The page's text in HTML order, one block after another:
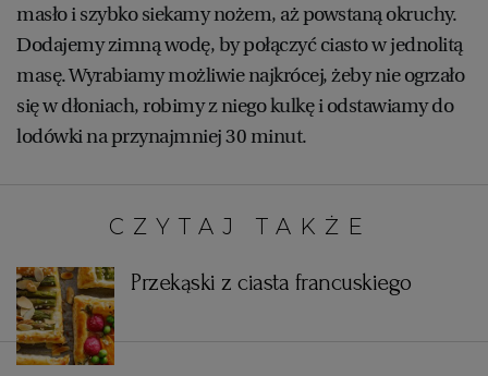
masło i szybko siekamy nożem, aż powstaną okruchy.
Dodajemy zimną wodę, by połączyć ciasto w jednolitą
masę. Wyrabiamy możliwie najkrócej, żeby nie ogrzało
się w dłoniach, robimy z niego kulkę i odstawiamy do
lodówki na przynajmniej 30 minut.
CZYTAJ TAKŻE:
Przekąski z ciasta francuskiego